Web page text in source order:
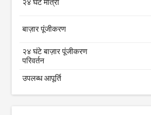
२४ घंटे मात्रा
बाज़ार पूंजीकरण
२४ घंटे बाज़ार पूंजीकरण
परिवर्तन
उपलब्ध आपूर्ति